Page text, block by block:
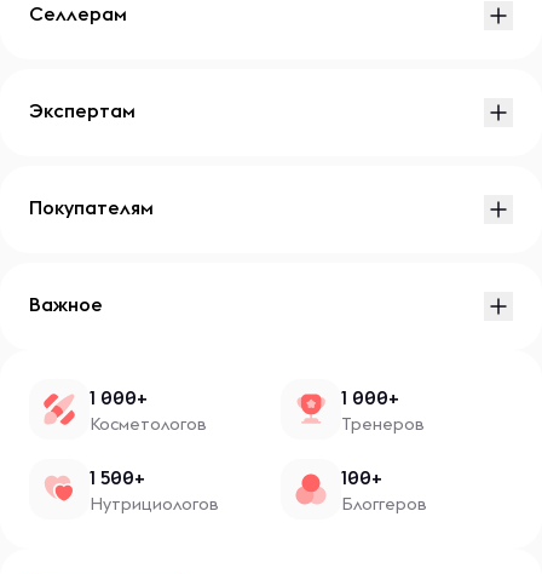
Селлерам
Экспертам
Покупателям
Важное
1 000+
Косметологов
1 000+
Тренеров
1 500+
Нутрициологов
100+
Блоггеров